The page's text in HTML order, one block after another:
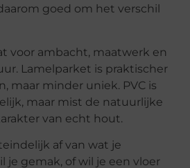
goed om het verschil
voor ambacht, maatwerk en
Lamelparket is praktischer
maar minder uniek. PVC is
maar mist de natuurlijke
van echt hout.
af van wat je
je gemak, of wil je een vloer